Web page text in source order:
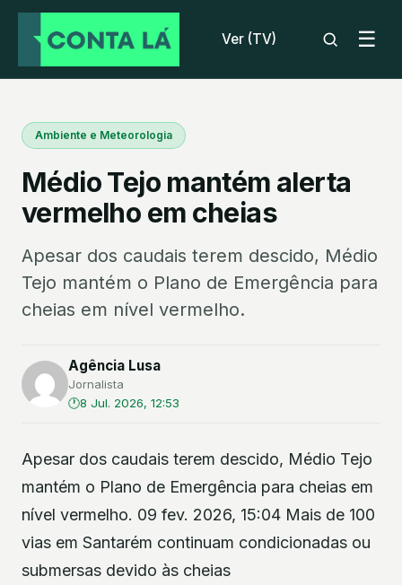
Ver (TV) ☰
Ambiente e Meteorologia
Médio Tejo mantém alerta
vermelho em cheias
Apesar dos caudais terem descido, Médio
Tejo mantém o Plano de Emergência para
cheias em nível vermelho.
Agência Lusa
Jornalista
8 Jul. 2026, 12:53
Apesar dos caudais terem descido, Médio Tejo
mantém o Plano de Emergência para cheias em
nível vermelho. 09 fev. 2026, 15:04 Mais de 100
vias em Santarém continuam condicionadas ou
submersas devido às cheias